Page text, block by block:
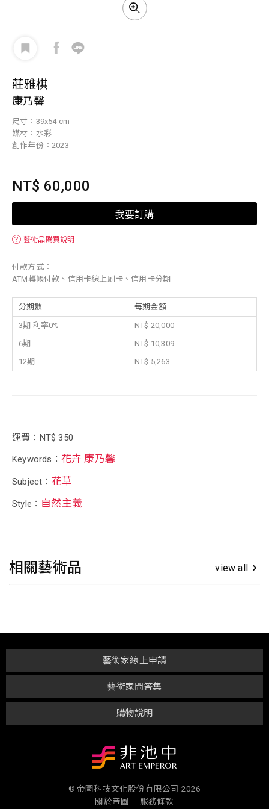
莊雅棋
康乃馨
尺寸：39x54 cm
媒材：水彩
創作年份：2023
NT$ 60,000
我要訂購
？ 藝術品購買說明
付款方式：
ATM轉帳付款、信用卡線上刷卡、信用卡分期
分期數 每期金額
3期 利率0%
NT$ 20,000
6期
NT$ 10,309
12期
NT$ 5,263
運費：NT$ 350
Keywords： 花卉 康乃馨
Subject： 花草
Style： 自然主義
相關藝術品 view all
購物說明
藝術家問答集
藝術家線上申請
© 帝圖科技文化股份有限公司 2026
關於帝圖｜
服務條款